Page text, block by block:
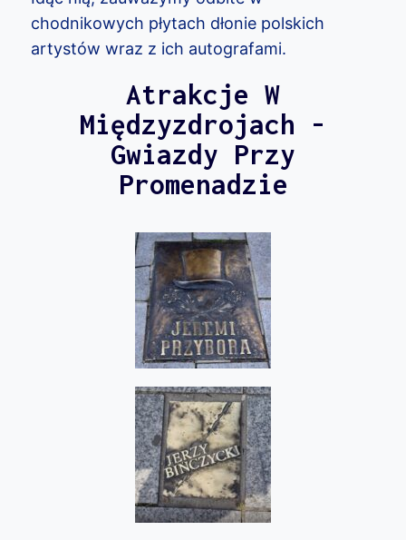
chodnikowych płytach dłonie polskich
artystów wraz z ich autografami.
Atrakcje W
Międzyzdrojach -
Gwiazdy Przy
Promenadzie